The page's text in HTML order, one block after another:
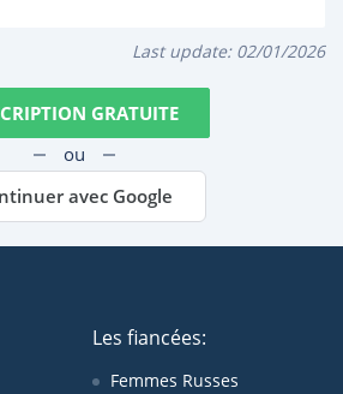
Last update: 02/01/2026
GRATUITE
ou
avec Google
Les fiancées:
Femmes Russes